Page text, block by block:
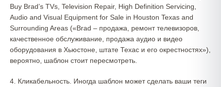
Buy Brad’s TVs, Television Repair, High Definition Servicing,
Audio and Visual Equipment for Sale in Houston Texas and
Surrounding Areas («Brad – продажа, ремонт телевизоров,
качественное обслуживание, продажа аудио и видео
оборудования в Хьюстоне, штате Техас и его окрестностях»),
вероятно, шаблон стоит пересмотреть.
4. Кликабельность. Иногда шаблон может сделать ваши теги